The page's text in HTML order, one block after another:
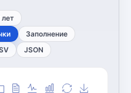
Заполнение
JSON